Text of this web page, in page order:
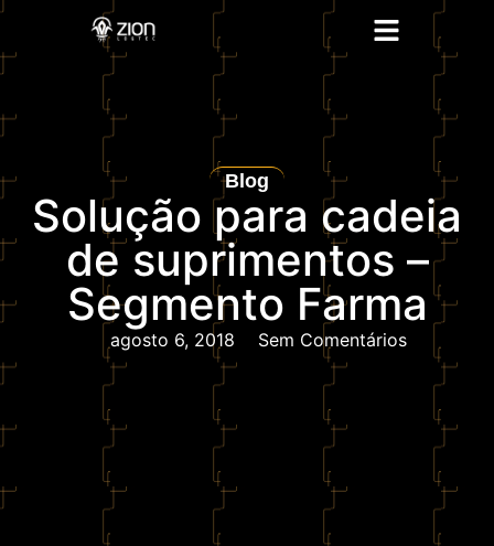
Blog
Solução para cadeia
de suprimentos –
Segmento Farma
agosto 6, 2018 Sem Comentários